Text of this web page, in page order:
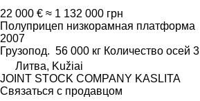
22 000 € ≈ 1 132 000 грн
Полуприцеп низкорамная платформа
2007
Грузопод. 56 000 кг Количество осей 3
Литва, Kužiai
JOINT STOCK COMPANY KASLITA
Связаться с продавцом